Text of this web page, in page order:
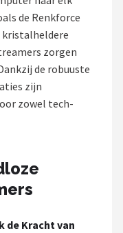
de Renkforce
kristalheldere
zorgen
de robuuste
zijn
zowel tech-
de Kracht van